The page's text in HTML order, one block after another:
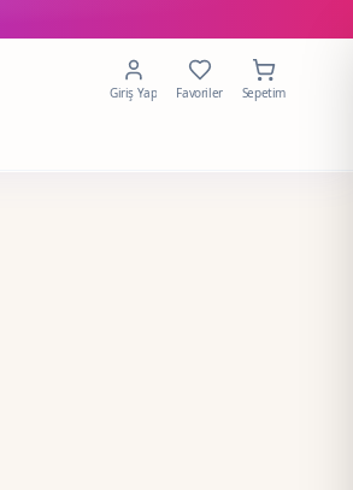
Giriş Yap Favoriler Sepetim